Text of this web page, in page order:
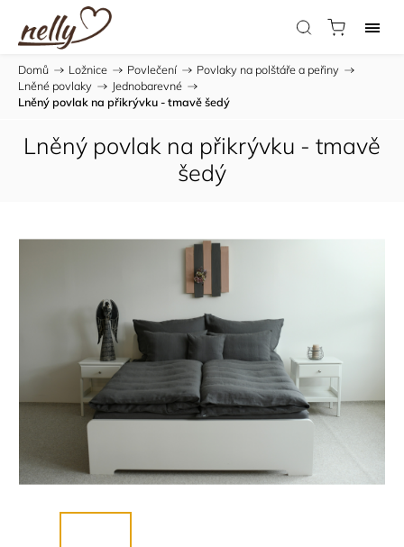
Domů / Ložnice / Povlečení / Povlaky na polštáře a peřiny /
Lněné povlaky / Jednobarevné /
Lněný povlak na přikrývku - tmavě šedý
Lněný povlak na přikrývku - tmavě
šedý